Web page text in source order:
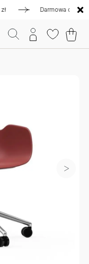
Darmowa dostawa